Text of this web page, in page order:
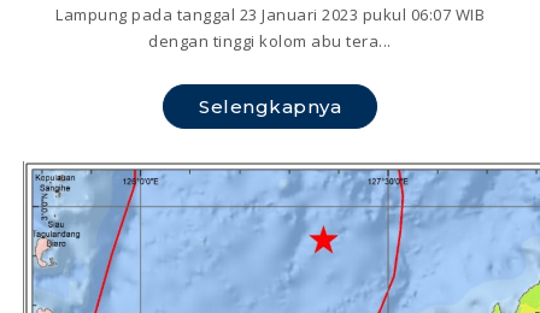
Lampung pada tanggal 23 Januari 2023 pukul 06:07 WIB
dengan tinggi kolom abu tera...
Selengkapnya